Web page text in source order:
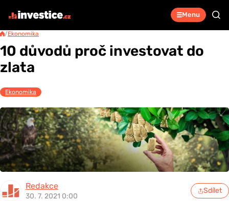
Menu
/Ekonomika
10 důvodů proč investovat do
zlata
Ekonomika
Redakce
30. 7. 2021 0:00
Sdílet